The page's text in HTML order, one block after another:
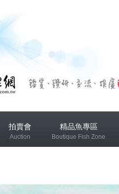
拍賣會
Auction
精品魚專區
Boutique Fish Zone
區